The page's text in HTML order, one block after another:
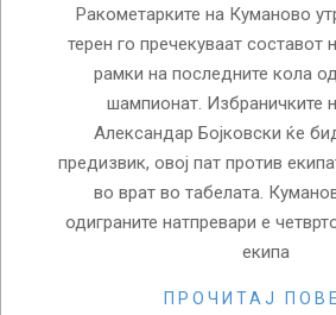
Ракометарките на Куманово
терен го пречекуваат
рамки на последните кола
шампионат. Избраничките
Александар Бојковски ќе
предизвик, овој пат против
во врат во табелата.
одиграните натпревари е
екипа
ПРОЧИТАЈ